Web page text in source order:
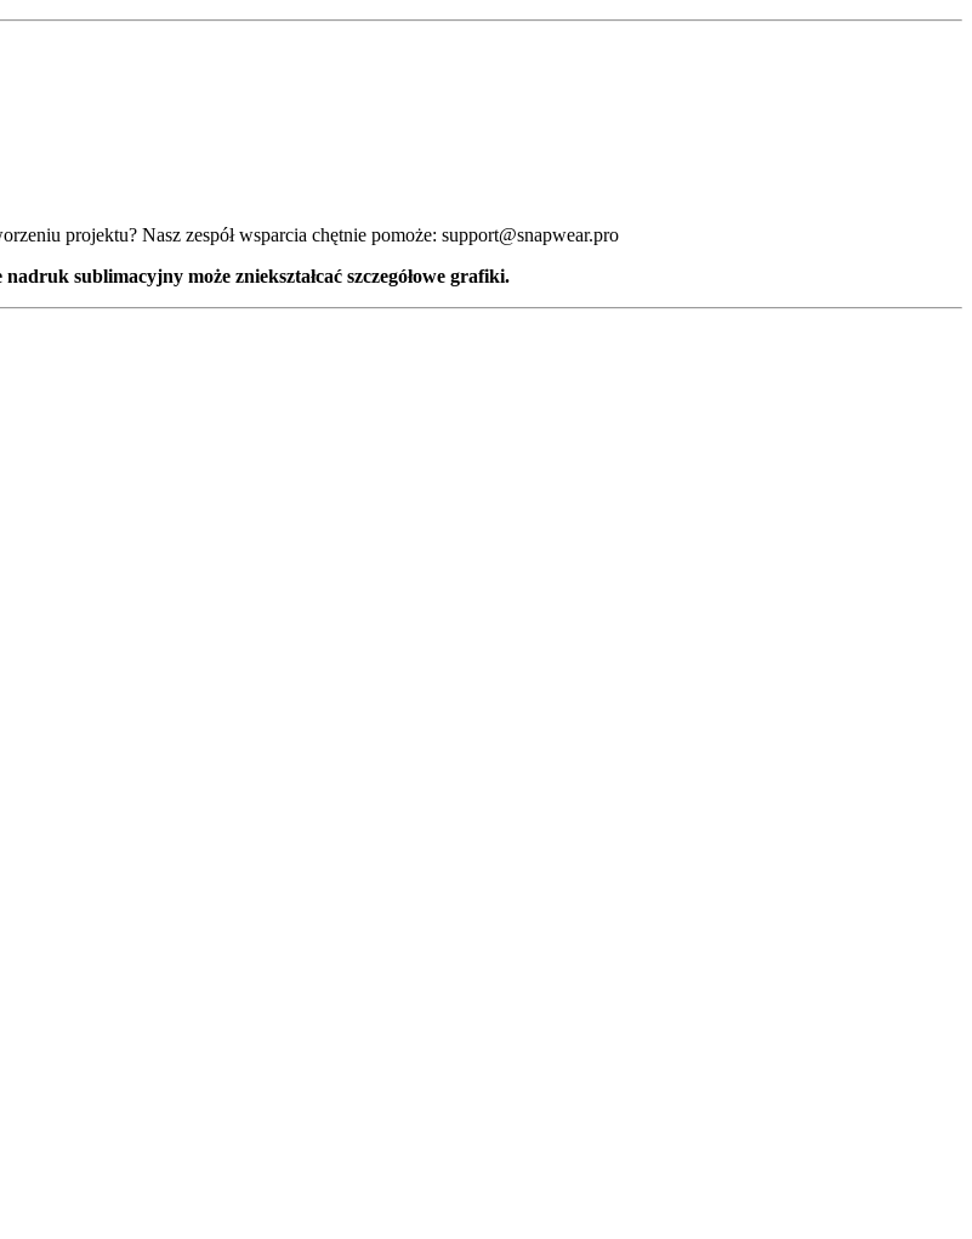
projektu? Nasz zespół wsparcia chętnie pomoże: support@snapwear.pro
sublimacyjny może zniekształcać szczegółowe grafiki.